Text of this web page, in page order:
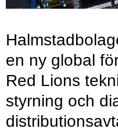
en ny global
Red Lions
styrning och